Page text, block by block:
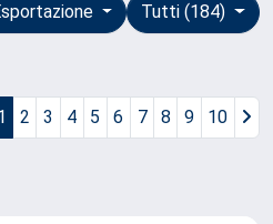
Tutti (184)
2 3 4 5 6 7 8 9 10